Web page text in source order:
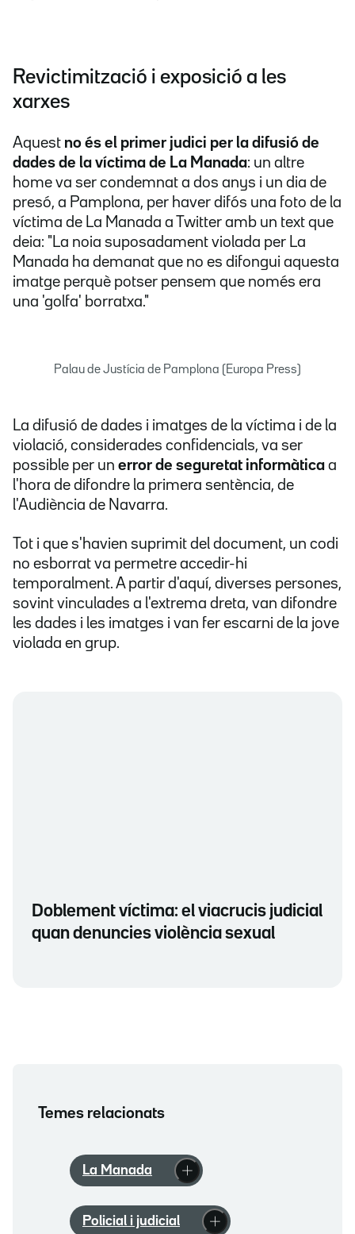
Revictimització i exposició a les
xarxes
Aquest no és el primer judici per la difusió de
dades de la víctima de La Manada: un altre
home va ser condemnat a dos anys i un dia de
presó, a Pamplona, per haver difós una foto de la
víctima de La Manada a Twitter amb un text que
deia: "La noia suposadament violada per La
Manada ha demanat que no es difongui aquesta
imatge perquè potser pensem que només era
una 'golfa' borratxa."
Palau de Justícia de Pamplona (Europa Press)
La difusió de dades i imatges de la víctima i de la
violació, considerades confidencials, va ser
possible per un error de seguretat informàtica a
l'hora de difondre la primera sentència, de
l'Audiència de Navarra.
Tot i que s'havien suprimit del document, un codi
no esborrat va permetre accedir-hi
temporalment. A partir d'aquí, diverses persones,
sovint vinculades a l'extrema dreta, van difondre
les dades i les imatges i van fer escarni de la jove
violada en grup.
Doblement víctima: el viacrucis judicial
quan denuncies violència sexual
Temes relacionats
La Manada
Policial i judicial